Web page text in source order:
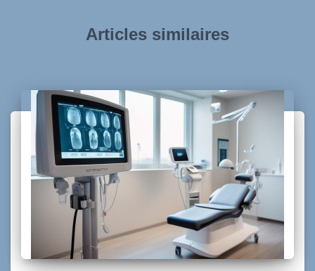
Articles similaires